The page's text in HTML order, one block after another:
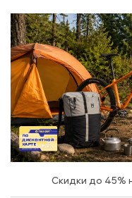
Скидки до 45%